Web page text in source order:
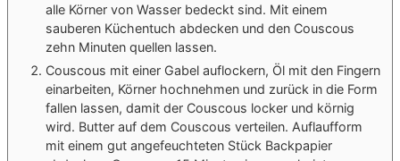
alle Körner von Wasser bedeckt sind. Mit einem
sauberen Küchentuch abdecken und den Couscous
zehn Minuten quellen lassen.
Couscous mit einer Gabel auflockern, Öl mit den Fingern
einarbeiten, Körner hochnehmen und zurück in die Form
fallen lassen, damit der Couscous locker und körnig
wird. Butter auf dem Couscous verteilen. Auflaufform
mit einem gut angefeuchteten Stück Backpapier